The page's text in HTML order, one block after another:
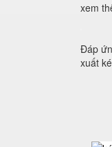
xem
Đáp
xuất